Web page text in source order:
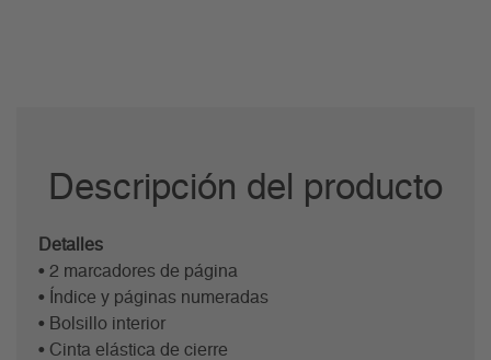
Descripción del producto
Detalles
• 2 marcadores de página
• Índice y páginas numeradas
• Bolsillo interior
• Cinta elástica de cierre